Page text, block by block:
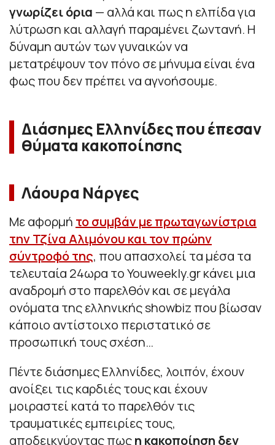
γνωρίζει όρια — αλλά και πως η ελπίδα για
λύτρωση και αλλαγή παραμένει ζωντανή. Η
δύναμη αυτών των γυναικών να
μετατρέψουν τον πόνο σε μήνυμα είναι ένα
φως που δεν πρέπει να αγνοήσουμε.
Διάσημες Ελληνίδες που έπεσαν
θύματα κακοποίησης
Λάουρα Νάργες
Με αφορμή το συμβάν με πρωταγωνίστρια
την Τζίνα Αλιμόνου και τον πρώην
σύντροφό της, που απασχολεί τα μέσα τα
τελευταία 24ωρα το Youweekly.gr κάνει μια
αναδρομή στο παρελθόν και σε μεγάλα
ονόματα της ελληνικής showbiz που βίωσαν
κάποιο αντίστοιχο περιστατικό σε
προσωπική τους σχέση…
Πέντε διάσημες Ελληνίδες, λοιπόν, έχουν
ανοίξει τις καρδιές τους και έχουν
μοιραστεί κατά το παρελθόν τις
τραυματικές εμπειρίες τους,
αποδεικνύοντας πωςη κακοποίηση δεν